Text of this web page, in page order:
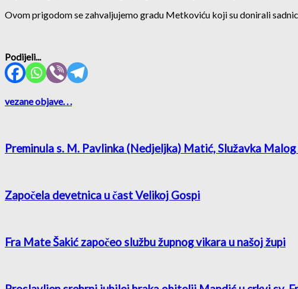
Ovom prigodom se zahvaljujemo gradu Metkoviću koji su donirali
Podijeli...
vezane objave. . .
Preminula s. M. Pavlinka (Nedjeljka) Matić, Služavka Malog
Započela devetnica u čast Velikoj Gospi
Fra Mate Šakić započeo službu župnog vikara u našoj župi